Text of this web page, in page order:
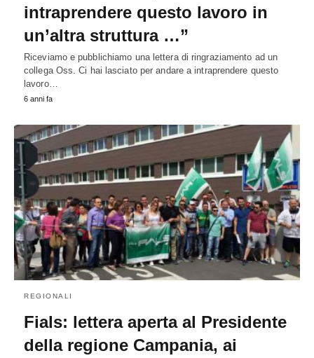
intraprendere questo lavoro in
un’altra struttura …”
Riceviamo e pubblichiamo una lettera di ringraziamento ad un
collega Oss. Ci hai lasciato per andare a intraprendere questo
lavoro…
6 anni fa
REGIONALI
Fials: lettera aperta al Presidente
della regione Campania, ai